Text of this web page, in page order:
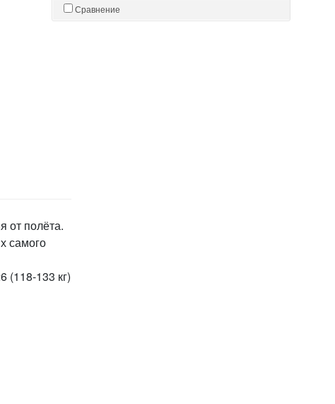
Сравнение
от полёта.
самого
(118-133 кг)